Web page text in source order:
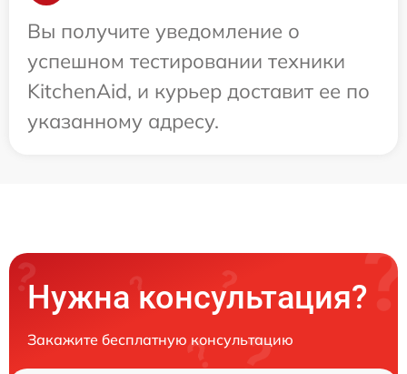
Вы получите уведомление о
успешном тестировании техники
KitchenAid, и курьер доставит ее по
указанному адресу.
Нужна консультация?
Закажите бесплатную консультацию